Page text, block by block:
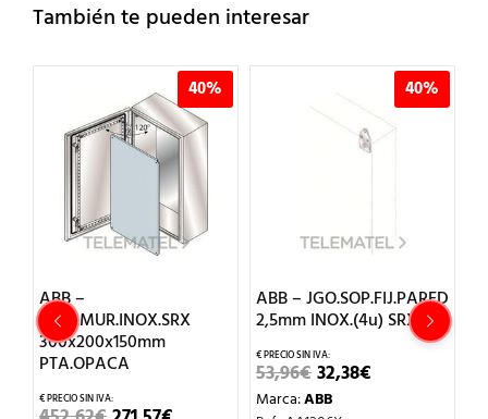
También te pueden interesar
40%
ABB –
ARM.MUR.INOX.SRX
300x200x150mm
PTA.OPACA
40%
ABB – JGO.SOP.FIJ.PARED
2,5mm INOX.(4u) SRX
53,96€EL
PRECIO
ORIGINAL
32,38€
Marca:ABB